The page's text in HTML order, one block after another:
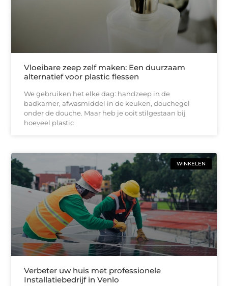
Vloeibare zeep zelf maken: Een duurzaam
alternatief voor plastic flessen
We gebruiken het elke dag: handzeep in de
badkamer, afwasmiddel in de keuken, douchegel
onder de douche. Maar heb je ooit stilgestaan bij
hoeveel plastic
WINKELEN
Verbeter uw huis met professionele
Installatiebedrijf in Venlo